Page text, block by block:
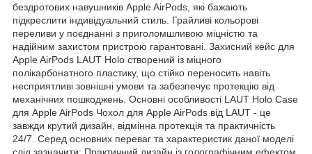
бездротових навушників Apple AirPods, які бажають
підкреслити індивідуальний стиль. Грайливі кольорові
переливи у поєднанні з приголомшливою міцністю та
надійним захистом пристрою гарантовані. Захисний кейс для
Apple AirPods LAUT Holo створений із міцного
полікарбонатного пластику, що стійко переносить навіть
несприятливі зовнішні умови та забезпечує протекцію від
механічних пошкоджень. Основні особливості LAUT Holo Case
для Apple AirPods Чохол для Apple AirPods від LAUT - це
завжди крутий дизайн, відмінна протекція та практичність
24/7. Серед основних переваг та характеристик даної моделі
слід зазначити: Практичний дизайн із голографічним ефектом.